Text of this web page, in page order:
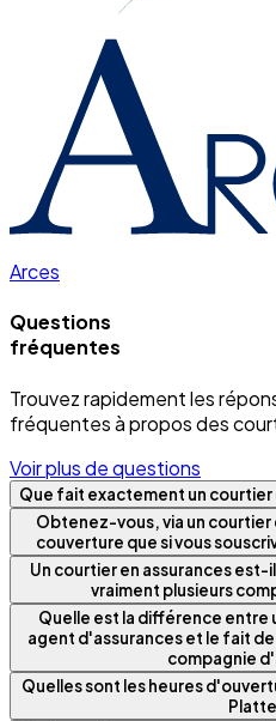
Arces
Questions
fréquentes
Trouvez rapidement les
fréquentes à propos des
Voir plus de questions
Que fait exactement un courtier
Obtenez-vous, via un courtier
couverture que si vous
Un courtier en assurances
vraiment plusieurs
Quelle est la différence entre
agent d'assurances et le fait
compagnie
Quelles sont les heures